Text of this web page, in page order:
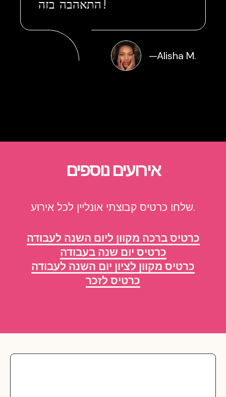
התאהבה בזה!
—Alisha M.
אירועים נוספים
שלחו כרטיס קבוצתי אונליין לכל אירוע.
כרטיס ברכה מקוון ליום השנה לעבודה
כרטיס יום שנה בעבודה
כרטיס מקוון לציון יום השנה לעבודה
כרטיס לזכר